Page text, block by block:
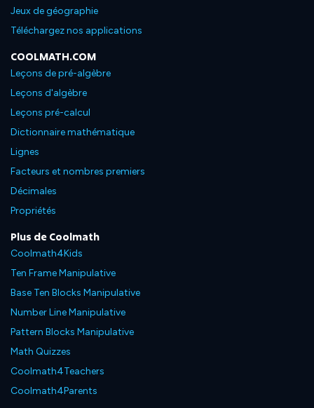
Jeux de géographie
Téléchargez nos applications
COOLMATH.COM
Leçons de pré-algèbre
Leçons d'algèbre
Leçons pré-calcul
Dictionnaire mathématique
Lignes
Facteurs et nombres premiers
Décimales
Propriétés
Plus de Coolmath
Coolmath4Kids
Ten Frame Manipulative
Base Ten Blocks Manipulative
Number Line Manipulative
Pattern Blocks Manipulative
Math Quizzes
Coolmath4Teachers
Coolmath4Parents